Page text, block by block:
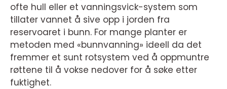
ofte hull eller et vanningsvick-system som
tillater vannet å sive opp i jorden fra
reservoaret i bunn. For mange planter er
metoden med «bunnvanning» ideell da det
fremmer et sunt rotsystem ved å oppmuntre
røttene til å vokse nedover for å søke etter
fuktighet.